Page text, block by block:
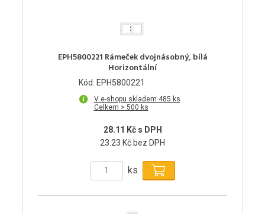
EPH5800221 Rámeček dvojnásobný, bílá
Horizontální
Kód: EPH5800221
V e-shopu skladem 485 ks
Celkem > 500 ks
28.11 Kč s DPH
23.23 Kč bez DPH
ks